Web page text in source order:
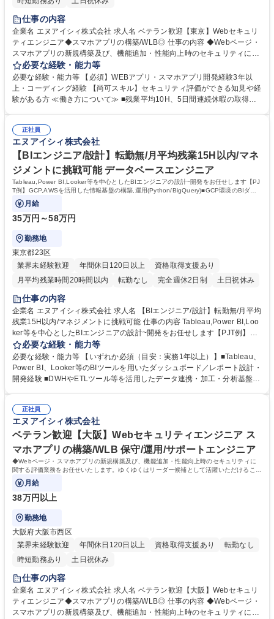
仕事の内容
企業名 エヌアイシィ株式会社 求人名 ベテラン歓迎【東京】Webセキュリ
ティエンジニア◆スマホアプリの構築/WLB◎ 仕事の内容 ◆Webページ・
スマホアプリの新規構築及び、機能追加・性能向上時のセキュリティに関
する評価業務をお任せいたします。ゆくゆくはリーダー候補として活躍い
ただけることを期待しております！ 【具体的な業務内容】 ◆セキュリテ
ィルール（既存フレームワーク）をベースにWEBシステム（主に顧客向け
WEB）のセキュリティに関する評価 ◆サイバーインシデント時のWEBア
ィエンジニア◆スマホアプリの構築/WLB◎
必要な経験・能力等
必要な経験・能力等 【必須】WEBアプリ・スマホアプリ開発経験3年以
上・コーディング経験 【尚可スキル】セキュリティ評価ができる知見や経
験がある方 ≪働き方について≫ ■残業平均10H、5日間連続休暇の取得可
す。■社内コミュニケーションの一貫として週に1回、仕事状況の確認や課
題相談のミーティングを実施しており、入社後も不安なく仕事ができる環
境作りを整えています！ 学歴・資格 学歴：大学院 大学 高専 専修学校 語
学力： 資格：
正社員
エヌアイシィ株式会社
【BIエンジニア/設計】転勤無/月平均残業15H以内/マネ
ジメントに挑戦可能 データベースエンジニア
Tableau,Power BI,Looker等を中心としたBIエンジニアの設計~開発をお任せします【PJ
T例】GCP,AWSを活用した情報基盤の構築,運用(Python/BigQuery)■GCP環境のBIダッ
シュボード開発,運用(SQL/BigQuery/Looker/DOMO)
月給
35万円～58万円
勤務地
東京都23区
業界未経験歓迎
年間休日120日以上
資格取得支援あり
月平均残業時間20時間以内
転勤なし 完全週休2日制 土日祝休み
仕事の内容
企業名 エヌアイシィ株式会社 求人名 【BIエンジニア/設計】転勤無/月平均
残業15H以内/マネジメントに挑戦可能 仕事の内容 Tableau,Power BI,Loo
ker等を中心としたBIエンジニアの設計~開発をお任せします【PJT例】GC
P,AWSを活用した情報基盤の構築,運用(Python/BigQuery)■GCP環境のBI
ダッシュボード開発,運用(SQL/BigQuery/Looker/DOMO) 【キャリアパ
ス】■スペシャリスト：在籍から5年経過したメンバーには「フェローチー
ム」としてマネジメント業務を行わず現場でスキルを磨けるキャリアパス
ェクト管理経験、メンバーマネジメント経験を積むとPM・PLへのキャリ
アパスもございます。※上記いずれかを選択可能です。 募集職種 【BIエ
ンジニア/設計】転勤無/月平均残業15H以内/マネジメントに挑戦可能
必要な経験・能力等
必要な経験・能力等 【いずれか必須（目安：実務1年以上）】■Tableau、
Power BI、Looker等のBIツールを用いたダッシュボード／レポート設計・
開発経験 ■DWHやETLツール等を活用したデータ連携・加工・分析基盤の
当は案件ごとの個別相談、上司は進捗管理やキャリアプランニングについ
て相談できる体制をとっております。 【資格取得制度】指定する資格を取
得した方にお祝い金を最長3年間（毎月）支給しております。 資格取得で
きた場合の受験料の全額負担有 学歴・資格 学歴：大学院 大学 高専 短大
専修学校 高校 語学力： 資格：
正社員
エヌアイシィ株式会社
ベテラン歓迎【大阪】Webセキュリティエンジニア ス
マホアプリの構築/WLB 保守/運用/サポートエンジニア
◆Webページ・スマホアプリの新規構築及び、機能追加・性能向上時のセキュリティに
関する評価業務をお任せいたします。ゆくゆくはリーダー候補として活躍いただけること
を期待しております！
月給
38万円以上
勤務地
大阪府大阪市西区
業界未経験歓迎
年間休日120日以上 資格取得支援あり
転勤なし
時短勤務あり
土日祝休み
仕事の内容
企業名 エヌアイシィ株式会社 求人名 ベテラン歓迎【大阪】Webセキュリ
ティエンジニア◆スマホアプリの構築/WLB◎ 仕事の内容 ◆Webページ・
スマホアプリの新規構築及び、機能追加・性能向上時のセキュリティに関